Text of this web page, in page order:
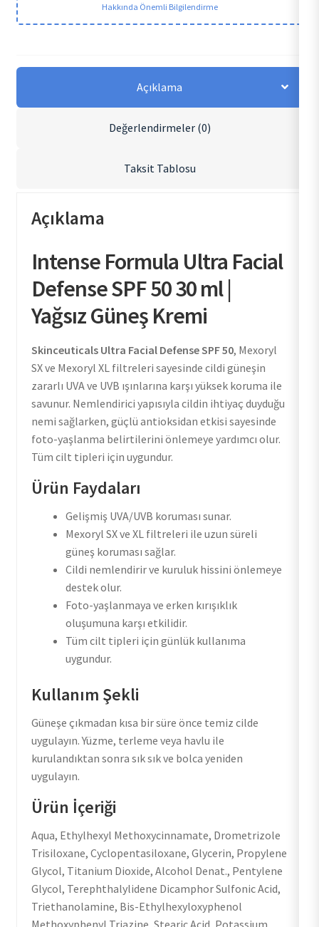
Hakkında Önemli Bilgilendirme
Açıklama
Değerlendirmeler (0)
Taksit Tablosu
Açıklama
Intense Formula Ultra Facial
Defense SPF 50 30 ml |
Yağsız Güneş Kremi
Skinceuticals Ultra Facial Defense SPF 50, Mexoryl
SX ve Mexoryl XL filtreleri sayesinde cildi güneşin
zararlı UVA ve UVB ışınlarına karşı yüksek koruma ile
savunur. Nemlendirici yapısıyla cildin ihtiyaç duyduğu
nemi sağlarken, güçlü antioksidan etkisi sayesinde
foto-yaşlanma belirtilerini önlemeye yardımcı olur.
Tüm cilt tipleri için uygundur.
Ürün Faydaları
Gelişmiş UVA/UVB koruması sunar.
Mexoryl SX ve XL filtreleri ile uzun süreli
güneş koruması sağlar.
Cildi nemlendirir ve kuruluk hissini önlemeye
destek olur.
Foto-yaşlanmaya ve erken kırışıklık
oluşumuna karşı etkilidir.
Tüm cilt tipleri için günlük kullanıma
uygundur.
Kullanım Şekli
Güneşe çıkmadan kısa bir süre önce temiz cilde
uygulayın. Yüzme, terleme veya havlu ile
kurulandıktan sonra sık sık ve bolca yeniden
uygulayın.
Ürün İçeriği
Aqua, Ethylhexyl Methoxycinnamate, Drometrizole
Trisiloxane, Cyclopentasiloxane, Glycerin, Propylene
Glycol, Titanium Dioxide, Alcohol Denat., Pentylene
Glycol, Terephthalylidene Dicamphor Sulfonic Acid,
Triethanolamine, Bis-Ethylhexyloxyphenol
Methoxyphenyl Triazine, Stearic Acid, Potassium